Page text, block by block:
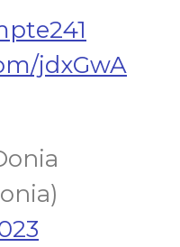
jdxGwA